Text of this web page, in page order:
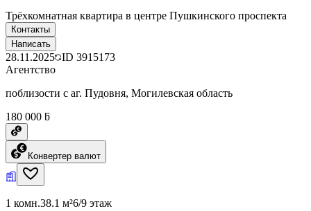
Трёхкомнатная квартира в центре Пушкинского проспекта
Контакты
Написать
28.11.2025 ID 3915173
Агентство
поблизости с аг. Пудовня, Могилевская область
180 000 ƃ
Конвертер валют
1 комн.38.1 м²6/9 этаж